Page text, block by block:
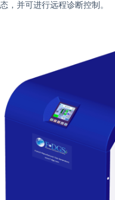
态，并可进行远程诊断控制。